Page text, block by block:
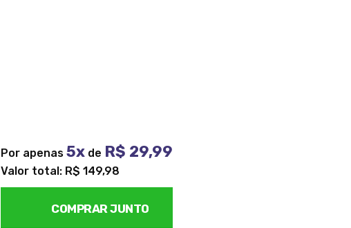
Por apenas 5x de R$ 29,99
Valor total: R$ 149,98
COMPRAR JUNTO